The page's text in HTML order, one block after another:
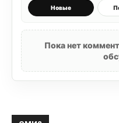
Новые
Пока нет